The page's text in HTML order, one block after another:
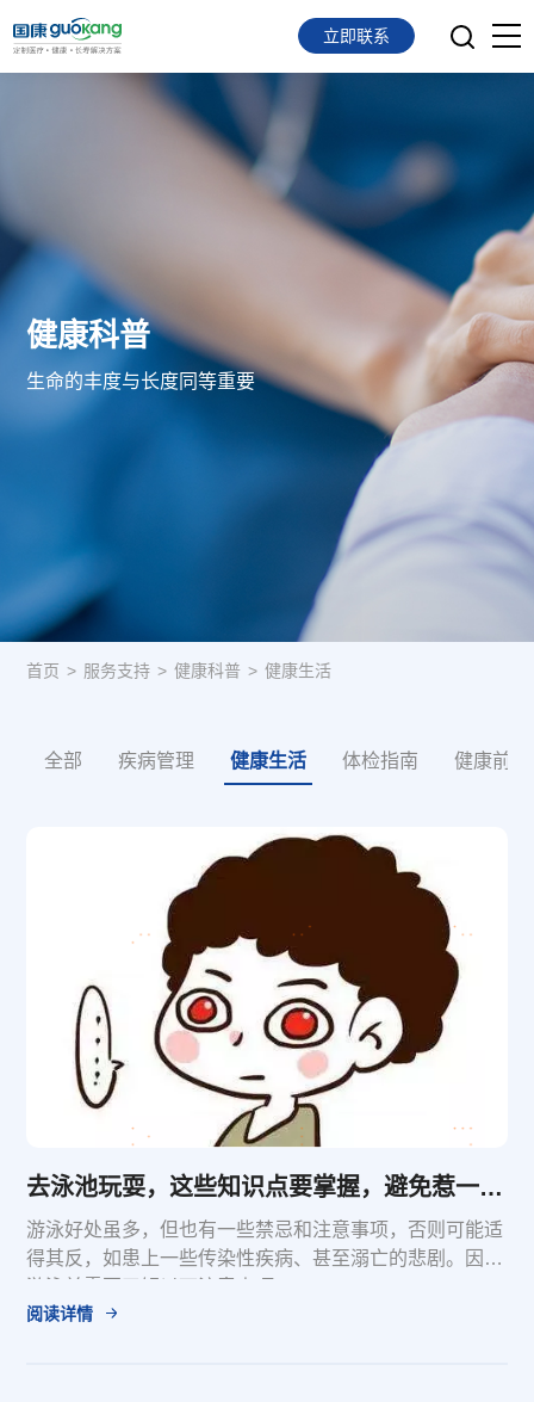
服务支持
关于我们
立即联系
健康科普
生命的丰度与长度同等重要
首页 > 服务支持 > 健康科普 > 健康生活
全部 疾病管理 健康生活 体检指南 健康前沿
去泳池玩耍，这些知识点要掌握，避免惹一身病回家
游泳好处虽多，但也有一些禁忌和注意事项，否则可能适
得其反，如患上一些传染性疾病、甚至溺亡的悲剧。因此
阅读详情